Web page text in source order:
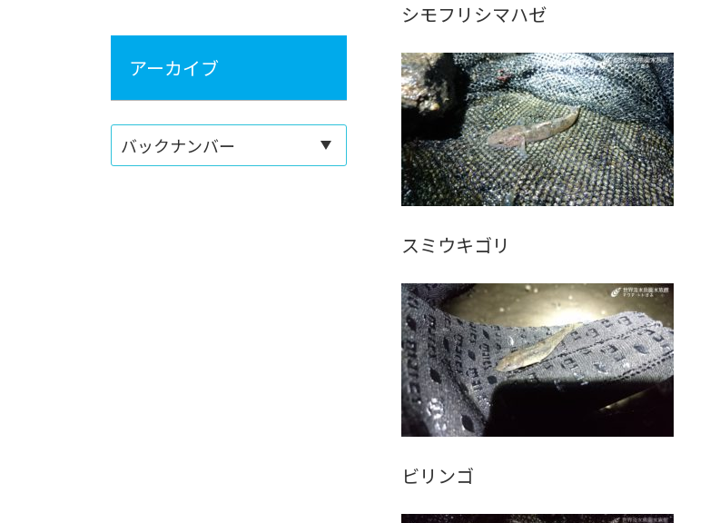
アーカイブ
シモフリシマハゼ
スミウキゴリ
ビリンゴ